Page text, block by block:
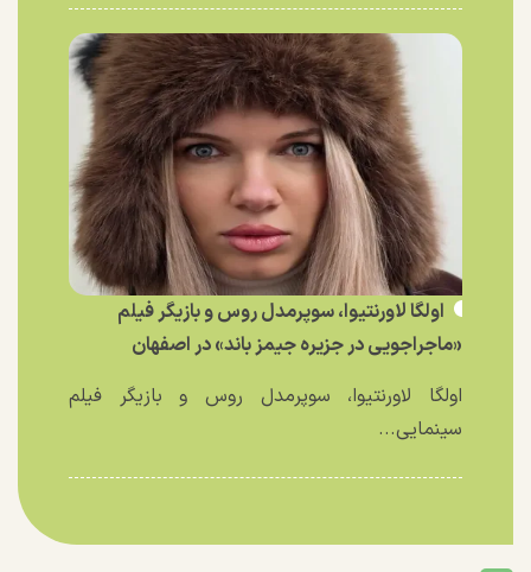
اولگا لاورنتیوا، سوپرمدل روس و بازیگر فیلم
«ماجراجویی در جزیره جیمز باند» در اصفهان
اولگا لاورنتیوا، سوپرمدل روس و بازیگر فیلم
سینمایی...